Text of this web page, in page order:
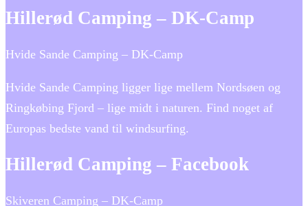
Hillerød Camping – DK-Camp
Hvide Sande Camping – DK-Camp
Hvide Sande Camping ligger lige mellem Nordsøen og
Ringkøbing Fjord – lige midt i naturen. Find noget af
Europas bedste vand til windsurfing.
Hillerød Camping – Facebook
Skiveren Camping – DK-Camp